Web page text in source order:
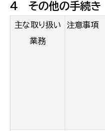
４ その他の手続き
主な取り扱い
業務
注意事項